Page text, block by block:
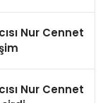
Nur Cennet
Nur Cennet